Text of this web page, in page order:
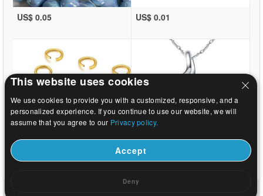
US$ 0.05 US$ 0.01
US$ 0.01 US$ 1.46
This website uses cookies
We use cookies to provide you with a customized, responsive, and a
personalized experience. If you continue to use our website, we will
assume that you agree to our Privacy policy.
Accept
Deny